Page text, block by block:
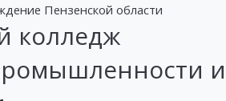
Пензенской области
колледж
и